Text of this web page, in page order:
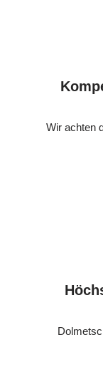
Wir achten